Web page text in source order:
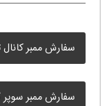
سفارش ممبر کانال
سفارش ممبر سوپر